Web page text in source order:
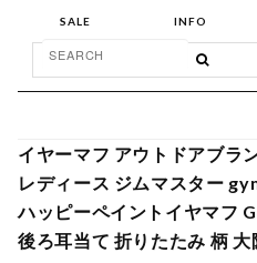
SALE INFO
イヤーマフ アウトドアブラ
レディース ジムマスター
ハッピーペイントイヤマフ
後ろ耳当て 折りたたみ 柄